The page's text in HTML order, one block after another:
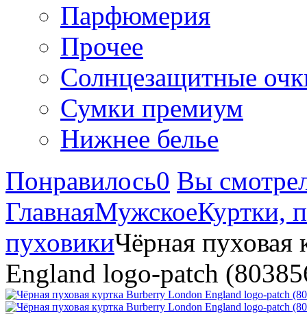
Парфюмерия
Прочее
Солнцезащитные
Сумки премиум
Нижнее белье
Понравилось0 Вы
ГлавнаяМужскоеКуртки,
пуховикиЧёрная пуховая
England logo-patch